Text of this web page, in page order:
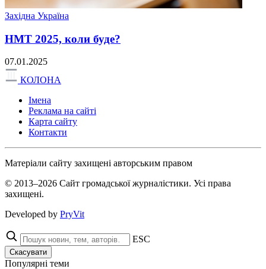
Західна Україна
НМТ 2025, коли буде?
07.01.2025
КОЛОНА
Імена
Реклама на сайті
Карта сайту
Контакти
Матеріали сайту захищені авторським правом
© 2013–2026 Сайт громадської журналістики. Усі права
захищені.
Developed by PryVit
ESC
Скасувати
Популярні теми